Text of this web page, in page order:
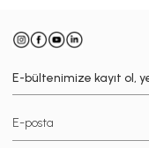
E-bültenimize kayıt ol,